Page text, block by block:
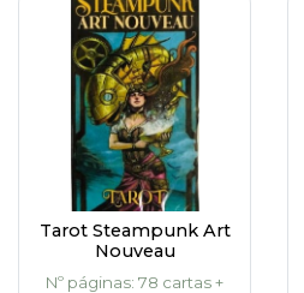
Tarot Steampunk Art
Nouveau
Nº páginas: 78 cartas +